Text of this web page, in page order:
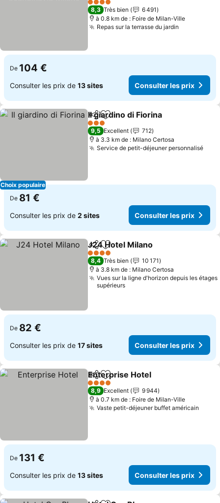
4 Étoiles
8,3 Très bien
6 491
à 0.8 km de : Foire de Milan-Ville
Repas sur la terrasse du jardin
De 104 €
Consulter les prix de 13 sites Consulter les prix
Choix populaire
PartagerAjouter à mes favoris
Il giardino di Fiorina
3 Étoiles
9,5 Excellent
712
à 3.3 km de : Milano Certosa
Service de petit-déjeuner personnalisé
De 81 €
Consulter les prix de 2 sites Consulter les prix
PartagerAjouter à mes favoris
J24 Hotel Milano
4 Étoiles
8,4 Très bien
10 171
à 3.8 km de : Milano Certosa
Vues sur la ligne d'horizon depuis les étages
supérieurs
De 82 €
Consulter les prix de 17 sites Consulter les prix
PartagerAjouter à mes favoris
Enterprise Hotel
4 Étoiles
8,9 Excellent
9 944
à 0.7 km de : Foire de Milan-Ville
Vaste petit-déjeuner buffet américain
De 131 €
Consulter les prix de 13 sites Consulter les prix